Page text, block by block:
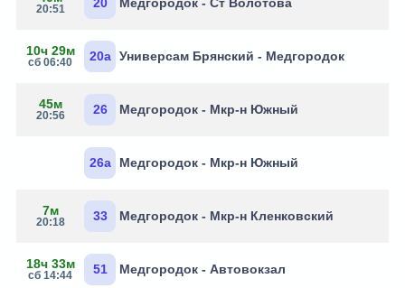
20:51 20 Медгородок - Ст Волотова
10ч 29м
сб 06:40 20а Универсам Брянский - Медгородок
45м
20:56 26 Медгородок - Мкр-н Южный
26а Медгородок - Мкр-н Южный
7м
20:18 33 Медгородок - Мкр-н Кленковский
18ч 33м
сб 14:44 51 Медгородок - Автовокзал